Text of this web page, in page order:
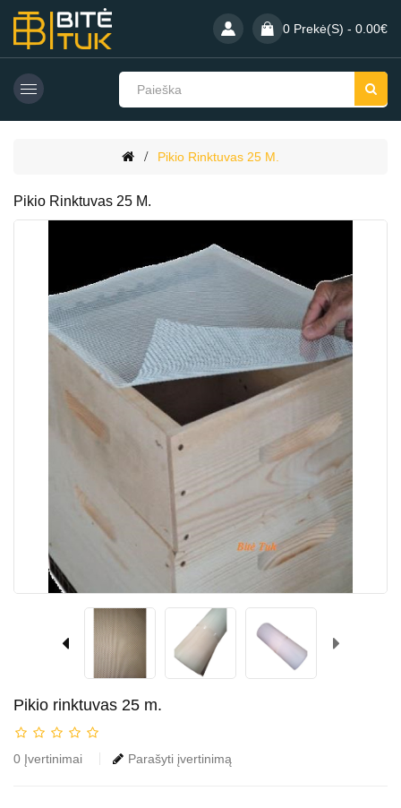
0 Prekė(s) - 0.00€
Pikio Rinktuvas 25 M.
Pikio Rinktuvas 25 M.
Pikio rinktuvas 25 m.
0 Įvertinimai Parašyti įvertinimą